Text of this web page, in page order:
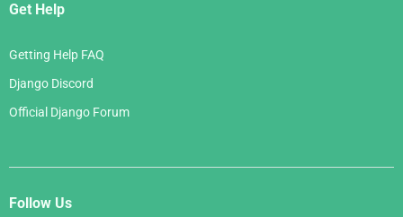
Get Help
Getting Help FAQ
Django Discord
Official Django Forum
Follow Us